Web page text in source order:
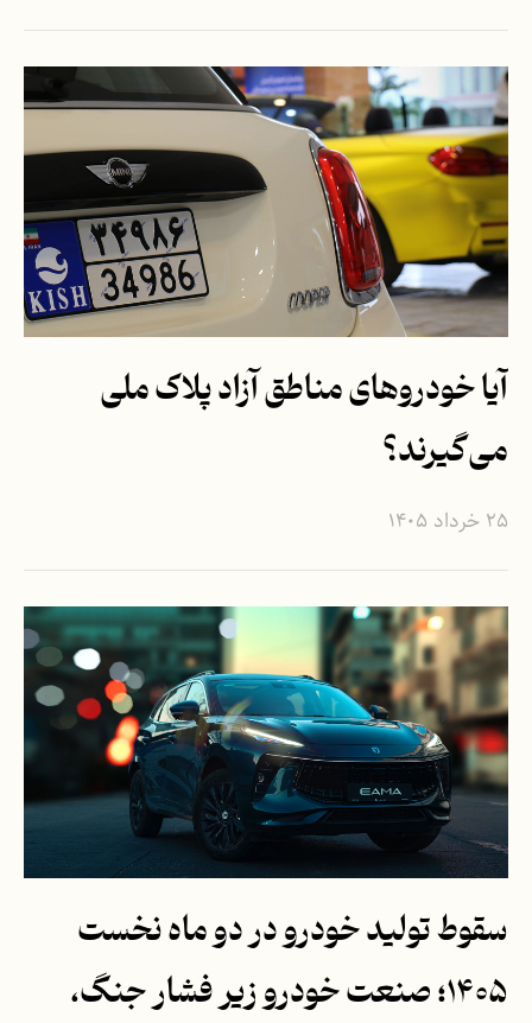
آیا خودروهای مناطق آزاد پلاک ملی
می‌گیرند؟
۲۵ خرداد ۱۴۰۵
سقوط تولید خودرو در دو ماه نخست
۱۴۰۵؛ صنعت خودرو زیر فشار جنگ،